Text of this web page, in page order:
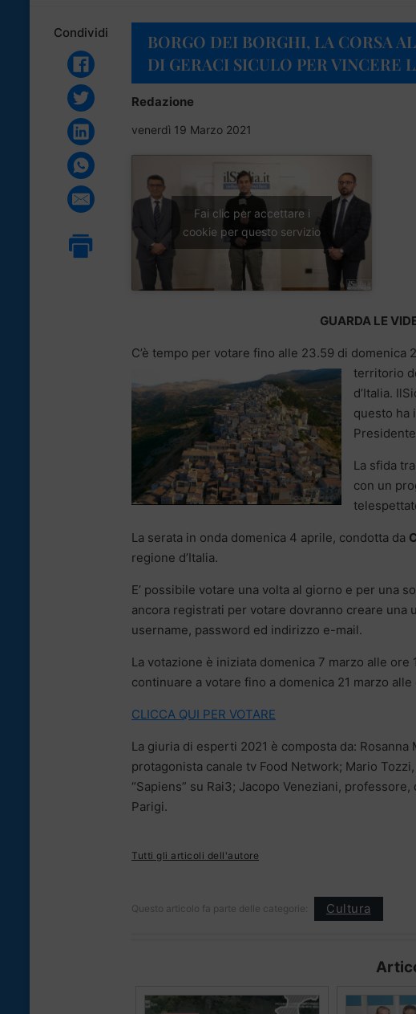
Condividi
BORGO DEI BORGHI, LA CORSA
DI GERACI SICULO PER VINCERE
Redazione
venerdì 19 Marzo 2021
Fai clic per accettare i
cookie per questo servizio
GUARDA LE
C’è tempo per votare fino alle 23.59 di domenica
territorio
d’Italia.
questo ha
La sfida
con un
La serata in onda domenica 4 aprile, condotta da
regione d’Italia.
E’ possibile votare una volta al giorno e per una
ancora registrati per votare dovranno creare una
username, password ed indirizzo e-mail.
La votazione è iniziata domenica 7 marzo alle ore
continuare a votare fino a domenica 21 marzo
CLICCA QUI PER VOTARE
La giuria di esperti 2021 è composta da: Rosanna
protagonista canale tv Food Network; Mario
“Sapiens” su Rai3; Jacopo Veneziani,
Parigi.
Tutti gli articoli dell'autore
Questo articolo fa parte delle categorie: Cultura